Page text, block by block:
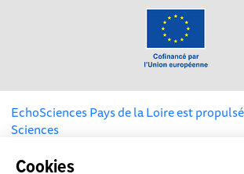
Cookies
EchoSciences Pays de la Loire est
Sciences